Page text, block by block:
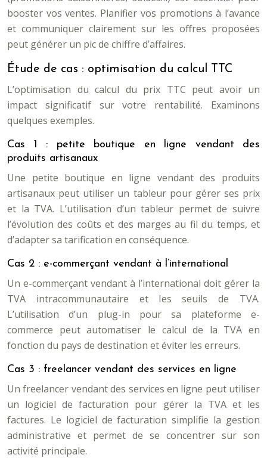
booster vos ventes. Planifier vos promotions à l’avance
et communiquer clairement sur les offres proposées
peut générer un pic de chiffre d’affaires.
Étude de cas : optimisation du calcul TTC
L’optimisation du calcul du prix TTC peut avoir un
impact significatif sur votre rentabilité. Examinons
quelques exemples.
Cas 1 : petite boutique en ligne vendant des
produits artisanaux
Une petite boutique en ligne vendant des produits
artisanaux peut utiliser un tableur pour gérer ses prix
et la TVA. L’utilisation d’un tableur permet de suivre
l’évolution des coûts et des marges au fil du temps, et
d’adapter sa tarification en conséquence.
Cas 2 : e-commerçant vendant à l’international
Un e-commerçant vendant à l’international doit gérer la
TVA intracommunautaire et les seuils de TVA.
L’utilisation d’un plug-in pour sa plateforme e-
commerce peut automatiser le calcul de la TVA en
fonction du pays de destination et éviter les erreurs.
Cas 3 : freelancer vendant des services en ligne
Un freelancer vendant des services en ligne peut utiliser
un logiciel de facturation pour gérer la TVA et les
factures. Le logiciel de facturation simplifie la gestion
administrative et permet de se concentrer sur son
activité principale.